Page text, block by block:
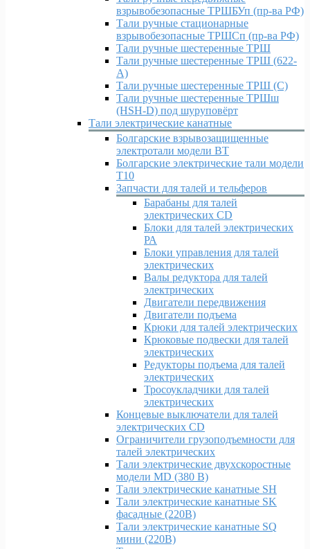
взрывобезопасные ТРШБУп (пр-ва РФ)
Тали ручные стационарные
взрывобезопасные ТРШСп (пр-ва РФ)
Тали ручные шестеренные ТРШ
Тали ручные шестеренные ТРШ (622-
A)
Тали ручные шестеренные ТРШ (С)
Тали ручные шестеренные ТРШш
(HSH-D) под шуруповёрт
Тали электрические канатные
Болгарские взрывозащищенные
электротали модели ВT
Болгарские электрические тали модели
T10
Запчасти для талей и тельферов
Барабаны для талей
электрических CD
Блоки для талей электрических
РА
Блоки управления для талей
электрических
Валы редуктора для талей
электрических
Двигатели передвижения
Двигатели подъема
Крюки для талей электрических
Крюковые подвески для талей
электрических
Редукторы подъема для талей
электрических
Тросоукладчики для талей
электрических
Концевые выключатели для талей
электрических CD
Ограничители грузоподъемности для
талей электрических
Тали электрические двухскоростные
модели MD (380 В)
Тали электрические канатные SH
Тали электрические канатные SK
фасадные (220В)
Тали электрические канатные SQ
мини (220В)